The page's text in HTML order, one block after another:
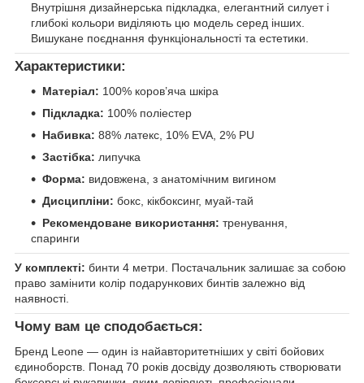
Внутрішня дизайнерська підкладка, елегантний силует і
глибокі кольори виділяють цю модель серед інших.
Вишукане поєднання функціональності та естетики.
Характеристики:
Матеріал: 100% коров’яча шкіра
Підкладка: 100% поліестер
Набивка: 88% латекс, 10% EVA, 2% PU
Застібка: липучка
Форма: видовжена, з анатомічним вигином
Дисципліни: бокс, кікбоксинг, муай-тай
Рекомендоване використання: тренування,
спаринги
У комплекті: бинти 4 метри. Постачальник залишає за собою
право замінити колір подарункових бинтів залежно від
наявності.
Чому вам це сподобається:
Бренд Leone — один із найавторитетніших у світі бойових
єдиноборств. Понад 70 років досвіду дозволяють створювати